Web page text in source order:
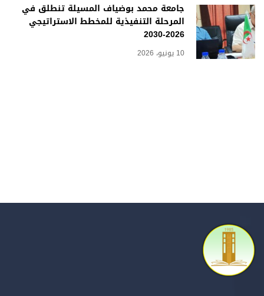
جامعة محمد بوضياف المسيلة تنطلق في
المرحلة التنفيذية للمخطط الاستراتيجي
2026-2030
10 يونيو، 2026